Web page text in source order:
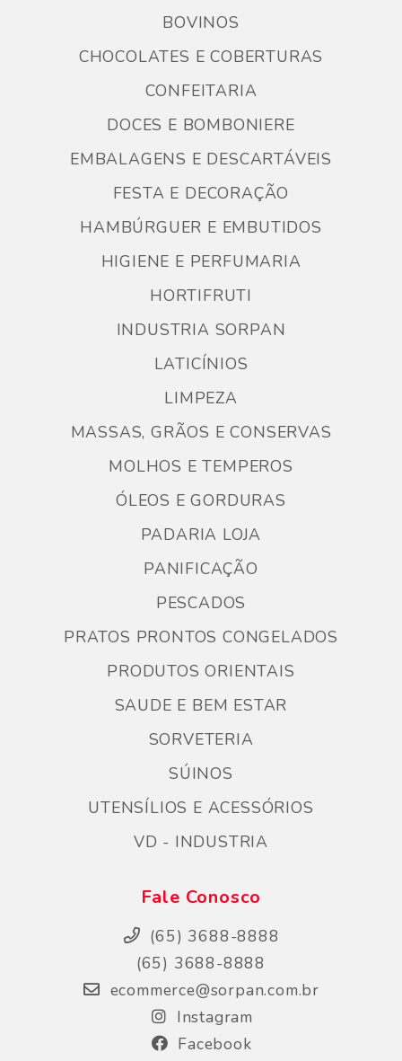
BOVINOS
CHOCOLATES E COBERTURAS
CONFEITARIA
DOCES E BOMBONIERE
EMBALAGENS E DESCARTÁVEIS
FESTA E DECORAÇÃO
HAMBÚRGUER E EMBUTIDOS
HIGIENE E PERFUMARIA
HORTIFRUTI
INDUSTRIA SORPAN
LATICÍNIOS
LIMPEZA
MASSAS, GRÃOS E CONSERVAS
MOLHOS E TEMPEROS
ÓLEOS E GORDURAS
PADARIA LOJA
PANIFICAÇÃO
PESCADOS
PRATOS PRONTOS CONGELADOS
PRODUTOS ORIENTAIS
SAUDE E BEM ESTAR
SORVETERIA
SÚINOS
UTENSÍLIOS E ACESSÓRIOS
VD - INDUSTRIA
Fale Conosco
(65) 3688-8888
(65) 3688-8888
ecommerce@sorpan.com.br
Instagram
Facebook